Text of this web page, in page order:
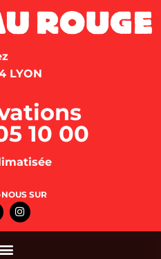
LYON
10 00
SUR